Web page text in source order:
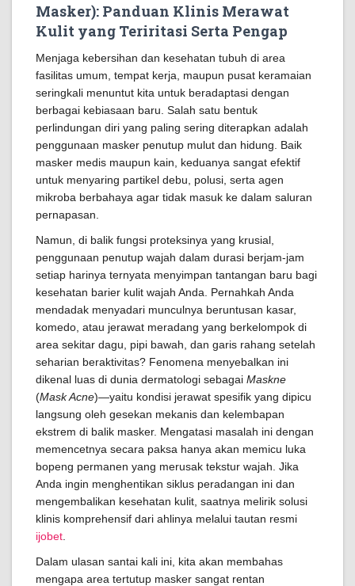
Masker): Panduan Klinis Merawat
Kulit yang Teriritasi Serta Pengap
Menjaga kebersihan dan kesehatan tubuh di area
fasilitas umum, tempat kerja, maupun pusat keramaian
seringkali menuntut kita untuk beradaptasi dengan
berbagai kebiasaan baru. Salah satu bentuk
perlindungan diri yang paling sering diterapkan adalah
penggunaan masker penutup mulut dan hidung. Baik
masker medis maupun kain, keduanya sangat efektif
untuk menyaring partikel debu, polusi, serta agen
mikroba berbahaya agar tidak masuk ke dalam saluran
pernapasan.
Namun, di balik fungsi proteksinya yang krusial,
penggunaan penutup wajah dalam durasi berjam-jam
setiap harinya ternyata menyimpan tantangan baru bagi
kesehatan barier kulit wajah Anda. Pernahkah Anda
mendadak menyadari munculnya beruntusan kasar,
komedo, atau jerawat meradang yang berkelompok di
area sekitar dagu, pipi bawah, dan garis rahang setelah
seharian beraktivitas? Fenomena menyebalkan ini
dikenal luas di dunia dermatologi sebagai Maskne
(Mask Acne)—yaitu kondisi jerawat spesifik yang dipicu
langsung oleh gesekan mekanis dan kelembapan
ekstrem di balik masker. Mengatasi masalah ini dengan
memencetnya secara paksa hanya akan memicu luka
bopeng permanen yang merusak tekstur wajah. Jika
Anda ingin menghentikan siklus peradangan ini dan
mengembalikan kesehatan kulit, saatnya melirik solusi
klinis komprehensif dari ahlinya melalui tautan resmi
ijobet
Dalam ulasan santai kali ini, kita akan membahas
mengapa area tertutup masker sangat rentan